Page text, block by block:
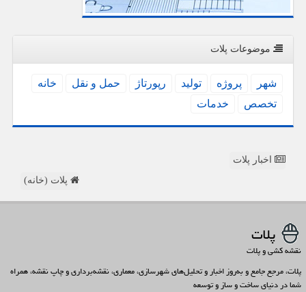
موضوعات پلات
شهر پروژه تولید رپورتاژ حمل و نقل
خانه
تخصص
خدمات
اخبار پلات
پلات (خانه)
پلات
نقشه کشی و پلات
پلات، مرجع جامع و به‌روز اخبار و تحلیل‌های شهرسازی، معماری، نقشه‌برداری و چاپ نقشه، همراه
شما در دنیای ساخت و ساز و توسعه